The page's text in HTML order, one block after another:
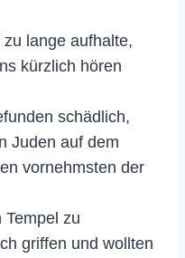
lange aufhalte,
kürzlich hören
schädlich,
Juden auf dem
vornehmsten der
zu
griffen und wollten